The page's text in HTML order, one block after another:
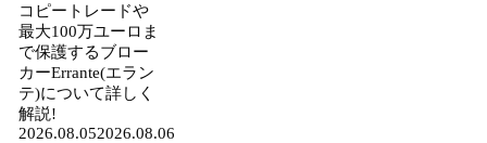
コピートレードや
最大100万ユーロま
で保護するブロー
カーErrante(エラン
テ)について詳しく
解説!
2026.08.052026.08.06